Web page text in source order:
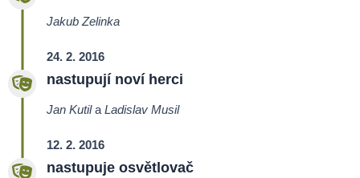
Jakub Zelinka
24. 2. 2016
nastupují noví herci
Jan Kutila Ladislav Musil
12. 2. 2016
nastupuje osvětlovač